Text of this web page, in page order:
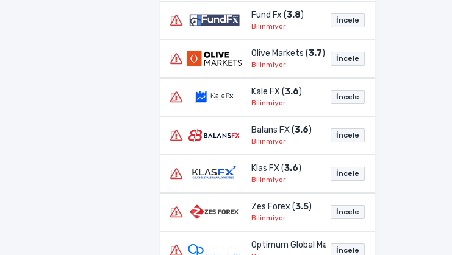
Fund Fx (3.8)
Bilinmiyor
İncele
Olive Markets (3.7)
Bilinmiyor
İncele
Kale FX (3.6)
Bilinmiyor
İncele
Balans FX (3.6)
Bilinmiyor
İncele
Klas FX (3.6)
Bilinmiyor
İncele
Zes Forex (3.5)
Bilinmiyor
İncele
Optimum Global Markets (3.2
İncele